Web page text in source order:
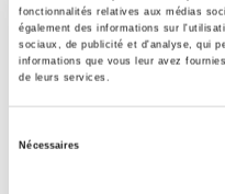
fonctionnalités relatives aux médias
également des informations sur
sociaux, de publicité et d'analyse, qui
informations que vous leur avez
de leurs services.
Nécessaires
Rome, promenades